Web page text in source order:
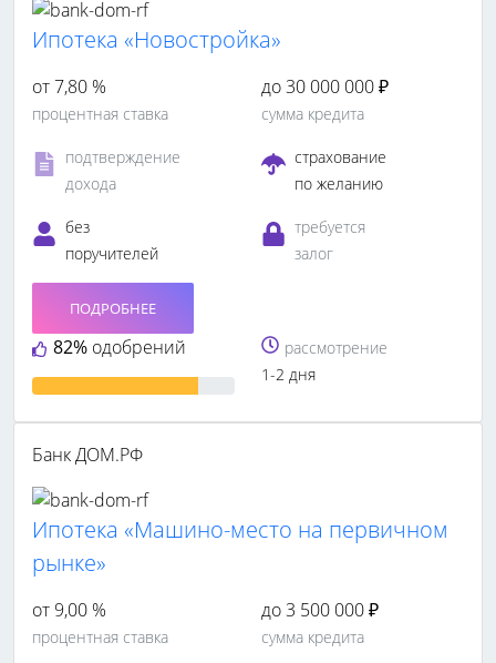
Ипотека «Новостройка»
от 7,80 %
процентная ставка
до 30 000 000 ₽
сумма кредита
подтверждение
дохода
страхование
по желанию
без
поручителей
требуется
залог
82% одобрений
ПОДРОБНЕЕ
рассмотрение
1-2 дня
Банк ДОМ.РФ
Ипотека «Машино-место на первичном
рынке»
от 9,00 %
процентная ставка
до 3 500 000 ₽
сумма кредита